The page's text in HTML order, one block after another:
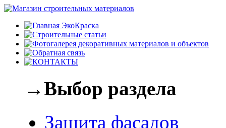
→Выбор раздела
Защита фасадов